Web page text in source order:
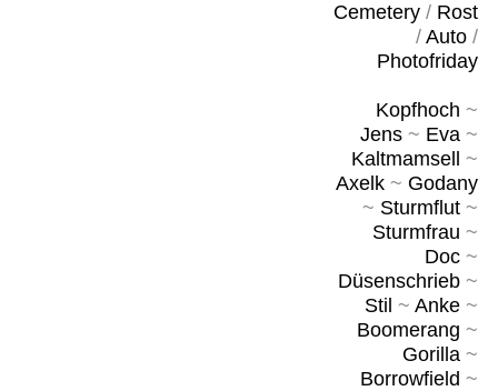
Cemetery/ Rost
/ Auto/
Photofriday
Kopfhoch ~
Jens~ Eva~
Kaltmamsell
~
Axelk~ Godany
~ Sturmflut~
Sturmfrau ~
Doc~
Düsenschrieb~
Stil ~ Anke~
Boomerang ~
Gorilla~
Borrowfield ~